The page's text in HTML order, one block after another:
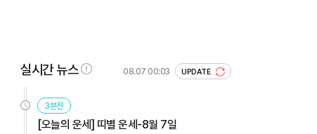
실시간 뉴스 08.07 00:03 UPDATE
3분전
[오늘의 운세] 띠별 운세-8월 7일